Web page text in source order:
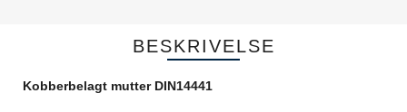
BESKRIVELSE
Kobberbelagt mutter DIN14441